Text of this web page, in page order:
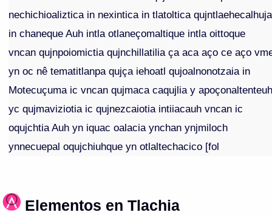
nechichioaliztica in nexintica in tlatoltica qujntlaehecalhuja
in chaneque Auh intla otlaneçomaltique intla oittoque
vncan qujnpoiomictia qujnchillatilia ça aca aço ce aço
yn oc nê tematitlanpa qujça iehoatl qujoalnonotzaia in
Motecuçuma ic vncan qujmaca caqujlia y
yc qujmaviziotia ic qujnezcaiotia intiiacauh vncan ic
oqujchtia Auh yn iquac oalacia ynchan ynjmiloch
ynnecuepal oqujchiuhque yn otlaltechacico [fol
Elementos en Tlachia